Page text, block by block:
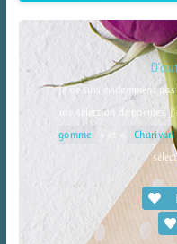
Je ne suis évidemment
une sélection de poèmes.
gomme
» et « Charivari